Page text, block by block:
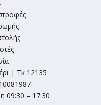
| Τκ 12135
09:30 – 17:30